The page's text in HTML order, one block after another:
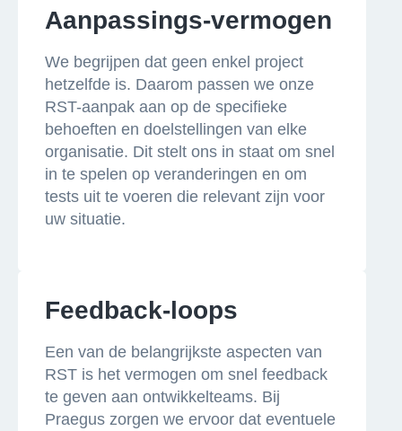
Aanpassings-vermogen
We begrijpen dat geen enkel project
hetzelfde is. Daarom passen we onze
RST-aanpak aan op de specifieke
behoeften en doelstellingen van elke
organisatie. Dit stelt ons in staat om snel
in te spelen op veranderingen en om
tests uit te voeren die relevant zijn voor
uw situatie.
Feedback-loops
Een van de belangrijkste aspecten van
RST is het vermogen om snel feedback
te geven aan ontwikkelteams. Bij
Praegus zorgen we ervoor dat eventuele